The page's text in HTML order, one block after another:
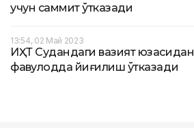
учун саммит ўтказади
13:54, 02 Май 2023
ИҲТ Судандаги вазият юзасидан
фавқулодда йиғилиш ўтказади